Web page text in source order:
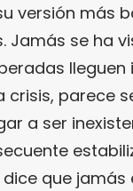
versión más
Jamás se ha
lleguen
crisis, parece
a ser
que jamás